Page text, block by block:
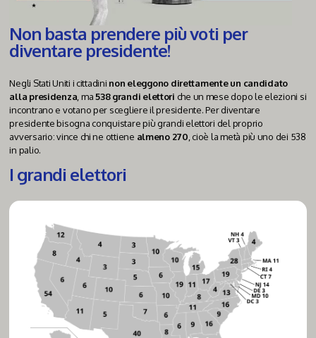
Non basta prendere più voti per
diventare presidente!
Negli Stati Uniti i cittadini non eleggono direttamente un candidato
alla presidenza , ma538 grandi elettori che un mese dopo le elezioni si
incontrano e votano per scegliere il presidente. Per diventare
presidente bisogna conquistare più grandi elettori del proprio
avversario: vince chi ne ottiene almeno 270 , cioè la metà più uno dei 538
in palio.
I grandi elettori